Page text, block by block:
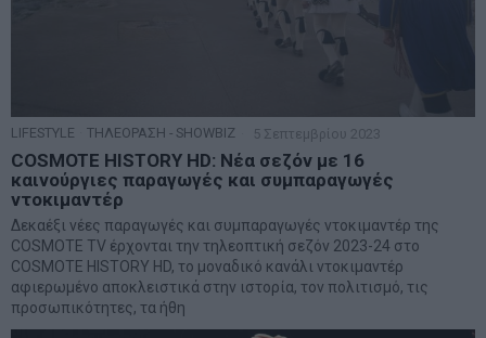
LIFESTYLE ΤΗΛΕΟΡΑΣΗ - SHOWBIZ 5 Σεπτεμβρίου 2023
COSMOTE HISTORY HD: Νέα σεζόν με 16
καινούργιες παραγωγές και συμπαραγωγές
ντοκιμαντέρ
Δεκαέξι νέες παραγωγές και συμπαραγωγές ντοκιμαντέρ της
COSMOTE TV έρχονται την τηλεοπτική σεζόν 2023-24 στο
COSMOTE HISTORY HD, το μοναδικό κανάλι ντοκιμαντέρ
αφιερωμένο αποκλειστικά στην ιστορία, τον πολιτισμό, τις
προσωπικότητες, τα ήθη